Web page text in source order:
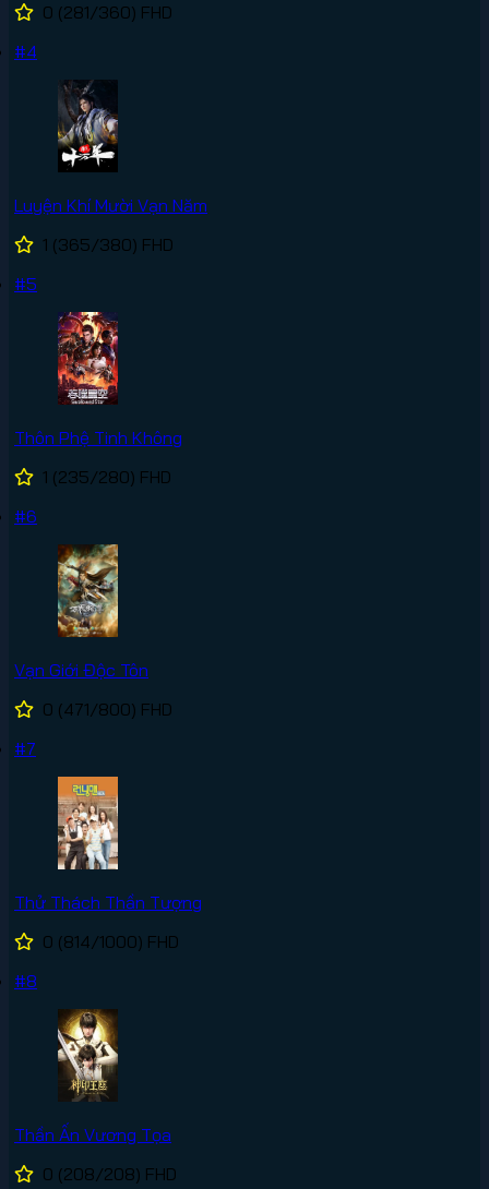
0 (281/360) FHD
#4
Luyện Khí Mười Vạn Năm
1 (365/380) FHD
#5
Thôn Phệ Tinh Không
1 (235/280) FHD
#6
Vạn Giới Độc Tôn
0 (471/800) FHD
#7
Thử Thách Thần Tượng
0 (814/1000) FHD
#8
Thần Ấn Vương Tọa
0 (208/208) FHD